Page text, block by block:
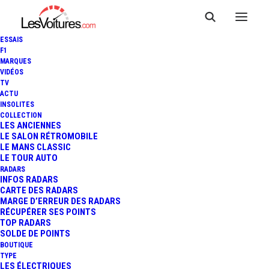
ESSAIS
F1
MARQUES
VIDÉOS
TV
ACTU
INSOLITES
COLLECTION
LES ANCIENNES
LE SALON RÉTROMOBILE
LE MANS CLASSIC
LE TOUR AUTO
RADARS
INFOS RADARS
CARTE DES RADARS
MARGE D’ERREUR DES RADARS
RÉCUPÉRER SES POINTS
TOP RADARS
SOLDE DE POINTS
BOUTIQUE
TYPE
LES ÉLECTRIQUES